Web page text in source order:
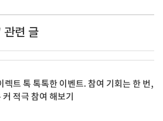
련 글
렉트 톡 톡톡한 이벤트. 참여 기회는 한 번,
커 적극 참여 해보기